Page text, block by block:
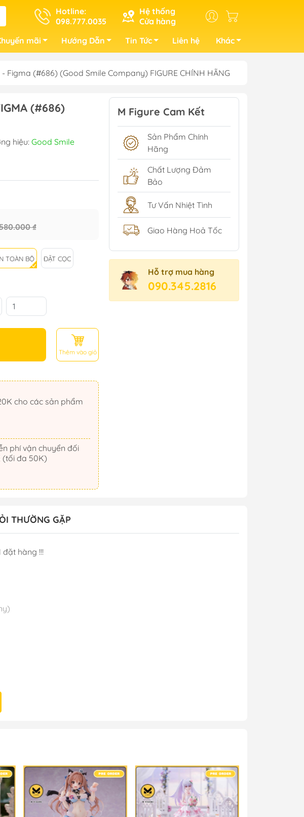
Hotline:
098.777.0035
Hệ thống
Cửa hàng
mãi Hướng Dẫn Tin Tức Liên hệ Khác
(#686) (Good Smile Company) FIGURE CHÍNH HÃNG
(#686)
hiệu: Good Smile
₫
TOÀN BỘ ĐẶT CỌC
Thêm vào giỏ
(tối đa 50K)
M Figure Cam Kết
Sản Phẩm Chính
Hãng
Chất Lượng Đảm
Bảo
Tư Vấn Nhiệt Tình
Giao Hàng Hoả Tốc
Hỗ trợ mua hàng
090.345.2816
THƯỜNG GẶP
đặt hàng !!!
#mo_hinh_figure #figure_chinh_hang